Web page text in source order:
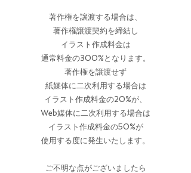
著作権を譲渡する場合は、
著作権譲渡契約を締結し
イラスト作成料金は
通常料金の300%となります。
著作権を譲渡せず
紙媒体に二次利用する場合は
イラスト作成料金の20%が、
Web媒体に二次利用する場合は
イラスト作成料金の50%が
使用する度に発生いたします。
ご不明な点がございましたら